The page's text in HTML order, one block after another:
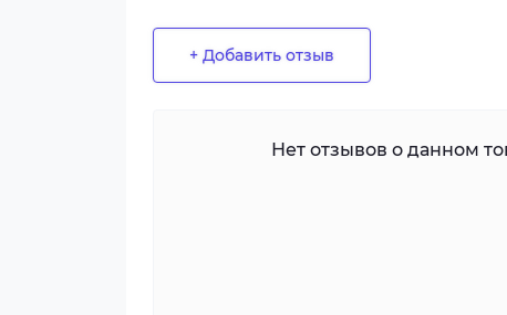
+ Добавить отзыв
Нет отзывов о данном